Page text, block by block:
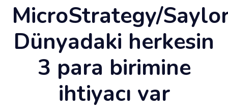
MicroStrategy/
Dünyadaki herkesin
3 para birimine
ihtiyacı var